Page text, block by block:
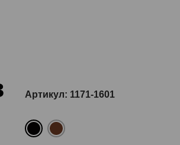
Артикул: 1171-1601